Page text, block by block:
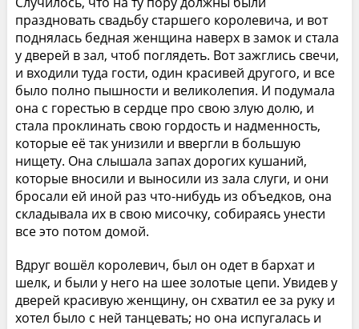
праздновать свадьбу старшего королевича, и вот
поднялась бедная женщина наверх в замок и стала
у дверей в зал, чтоб поглядеть. Вот зажглись свечи,
и входили туда гости, один красивей другого, и все
было полно пышности и великолепия. И подумала
она с горестью в сердце про свою злую долю, и
стала проклинать свою гордость и надменность,
которые её так унизили и ввергли в большую
нищету. Она слышала запах дорогих кушаний,
которые вносили и выносили из зала слуги, и они
бросали ей иной раз что-нибудь из объедков, она
складывала их в свою мисочку, собираясь унести
все это потом домой.
Вдруг вошёл королевич, был он одет в бархат и
шелк, и были у него на шее золотые цепи. Увидев у
дверей красивую женщину, он схватил ее за руку и
хотел было с ней танцевать; но она испугалась и